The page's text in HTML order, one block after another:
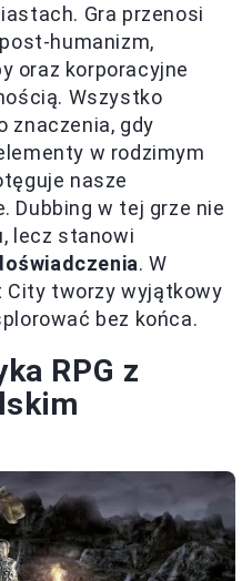
Gra przenosi
humanizm,
oraz korporacyjne
Wszystko
znaczenia, gdy
w rodzimym
nasze
Dubbing w tej grze nie
lecz stanowi
. W
City tworzy wyjątkowy
bez końca.
RPG z